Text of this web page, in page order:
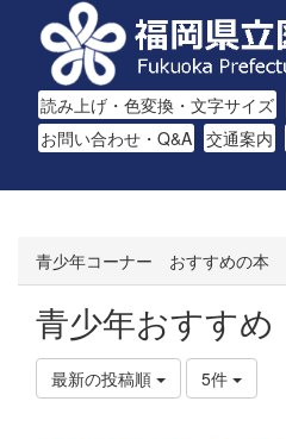
読み上げ・色変換・文字サイズ
お問い合わせ・Q&A 交通案内
青少年コーナー おすすめの本
青少年おすすめ
最新の投稿順 5件